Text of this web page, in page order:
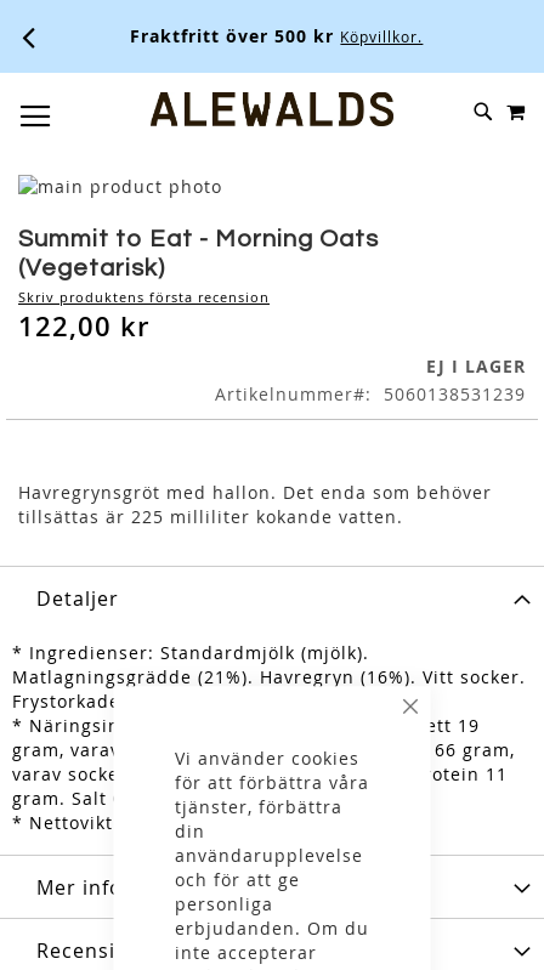
Stäng
Vi använder cookies
för att förbättra våra
tjänster, förbättra
din
användarupplevelse
och för att ge
personliga
erbjudanden. Om du
inte accepterar
Fraktfritt över 500 kr Köpvillkor.
SKIP
Skip
the
end
of
the
images
to
the
beginning
of
the
Summit to Eat - Morning Oats
(Vegetarisk)
Skriv produktens första recension
122,00 kr
EJ I LAGER
Artikelnummer
5060138531239
Havregrynsgröt med hallon. Det enda som behöver
tillsättas är 225 milliliter kokande vatten.
Detaljer
* Ingredienser: Standardmjölk (mjölk).
Matlagningsgrädde (21%). Havregryn (16%). Vitt socker.
Frystorkade hallon (2%).
* Näringsinnehåll: Energi 2072 kJ/494 kcal. Fett 19
gram, varav mättat fett 11 gram. Kolhydrater 66 gram,
varav sockerarter 31 gram. Fiber 6,1 gram. Protein 11
gram. Salt 0,37 gram.
* Nettovikt 91 gram.
Mer information
Recensioner